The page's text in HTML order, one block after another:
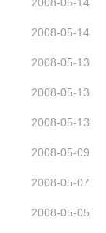
2008-05-14
2008-05-13
2008-05-13
2008-05-13
2008-05-09
2008-05-07
2008-05-05